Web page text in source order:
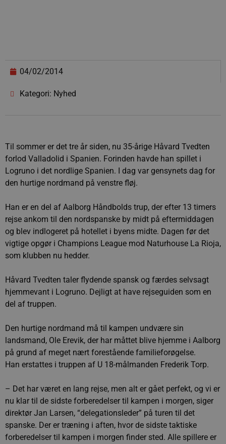
04/02/2014
Kategori: Nyhed
Til sommer er det tre år siden, nu 35-årige Håvard Tvedten
forlod Valladolid i Spanien. Forinden havde han spillet i
Logruno i det nordlige Spanien. I dag var gensynets dag for
den hurtige nordmand på venstre fløj.
Han er en del af Aalborg Håndbolds trup, der efter 13 timers
rejse ankom til den nordspanske by midt på eftermiddagen
og blev indlogeret på hotellet i byens midte. Dagen før det
vigtige opgør i Champions League mod Naturhouse La Rioja,
som klubben nu hedder.
Håvard Tvedten taler flydende spansk og færdes selvsagt
hjemmevant i Logruno. Dejligt at have rejseguiden som en
del af truppen.
Den hurtige nordmand må til kampen undvære sin
landsmand, Ole Erevik, der har måttet blive hjemme i Aalborg
på grund af meget nært forestående familieforøgelse.
Han erstattes i truppen af U 18-målmanden Frederik Torp.
– Det har været en lang rejse, men alt er gået perfekt, og vi er
nu klar til de sidste forberedelser til kampen i morgen, siger
direktør Jan Larsen, “delegationsleder” på turen til det
spanske. Der er træning i aften, hvor de sidste taktiske
forberedelser til kampen i morgen finder sted. Alle spillere er